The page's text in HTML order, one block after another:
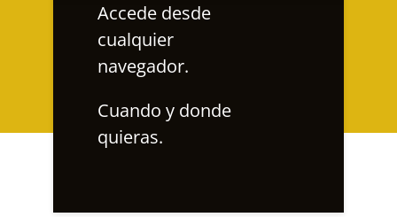
Accede desde
cualquier
navegador.
Cuando y donde
quieras.